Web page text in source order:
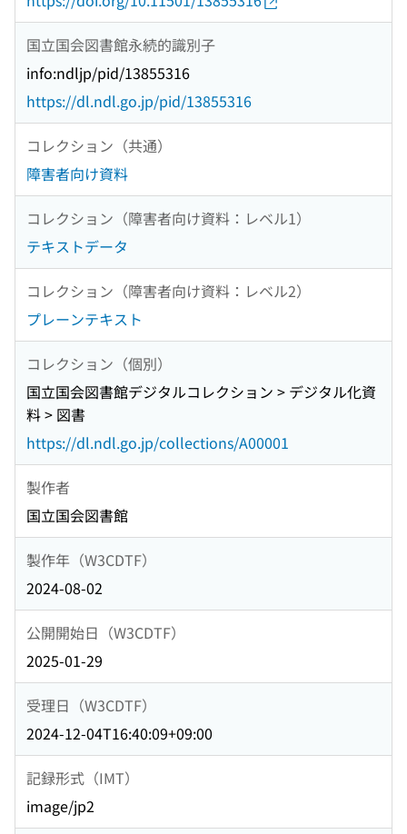
国立国会図書館永続的識別子
info:ndljp/pid/13855316
https://dl.ndl.go.jp/pid/13855316
コレクション（共通）
障害者向け資料
コレクション（障害者向け資料：レベル1）
テキストデータ
コレクション（障害者向け資料：レベル2）
プレーンテキスト
コレクション（個別）
国立国会図書館デジタルコレクション > デジタル化資
料 > 図書
https://dl.ndl.go.jp/collections/A00001
製作者
国立国会図書館
製作年（W3CDTF）
2024-08-02
公開開始日（W3CDTF）
2025-01-29
受理日（W3CDTF）
2024-12-04T16:40:09+09:00
記録形式（IMT）
image/jp2